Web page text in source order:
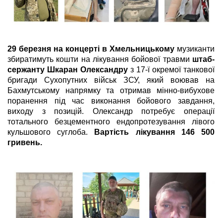
29 березня на концерті в Хмельницькому музиканти
збиратимуть кошти на лікування бойової травми штаб-
сержанту Шкаран Олександру з 17-ї окремої танкової
бригади Сухопутних військ ЗСУ, який воював на
Бахмутському напрямку та отримав мінно-вибухове
поранення під час виконання бойового завдання,
виходу з позицій. Олександр потребує операції
тотального безцементного ендопротезування лівого
кульшового суглоба.
Вартість лікування 146 500
гривень.